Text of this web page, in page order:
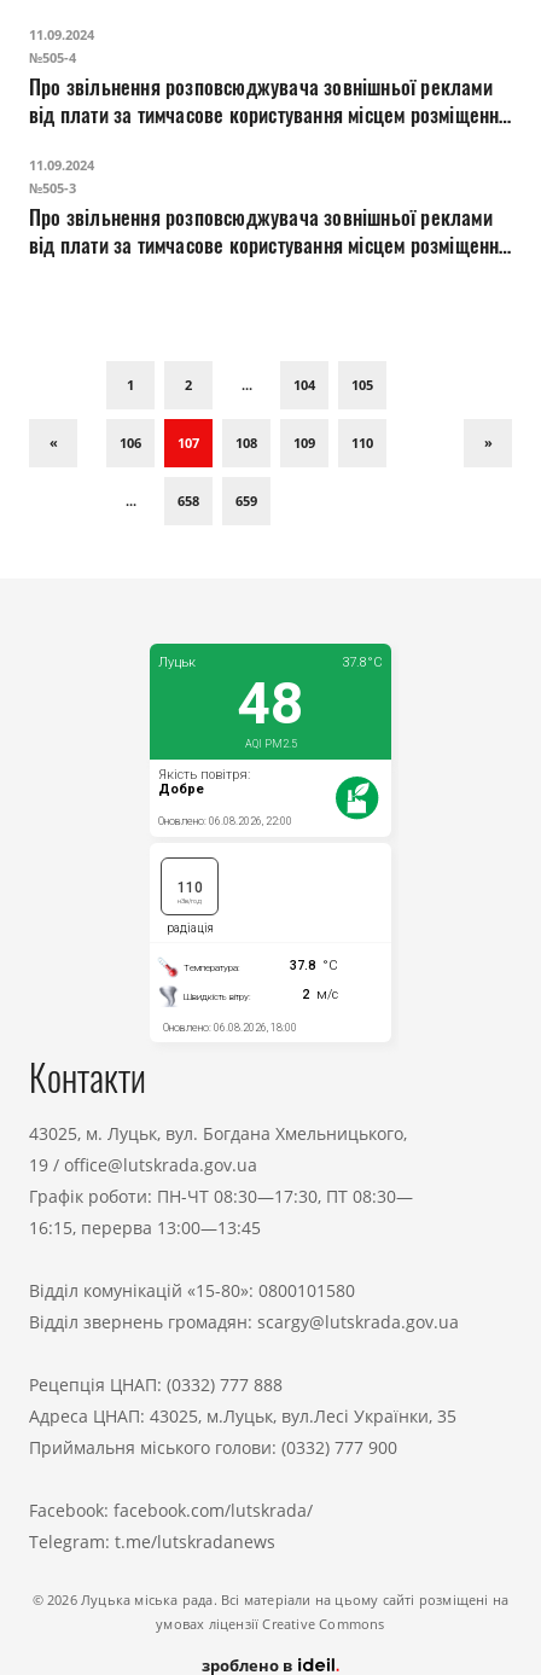
інформації щодо мотиваційної кампанії 21-го окремого
батальйону спеціального призначення Окремої
президентської бригади «Досвідчені командири цінують
життя»
11.09.2024
№505-4
Про звільнення розповсюджувача зовнішньої реклами
від плати за тимчасове користування місцем розміщення
інформації щодо вшанування пам’яті Героя України,
молодшого лейтенанта Фадєєнка Олега Віталійовича
11.09.2024
№505-3
Про звільнення розповсюджувача зовнішньої реклами
від плати за тимчасове користування місцем розміщення
«
1 2 ... 104 105
106 107 108 109 110
... 658 659
»
Контакти
43025, м. Луцьк, вул. Богдана Хмельницького,
19 / office@lutskrada.gov.ua
Графік роботи: ПН-ЧТ 08:30—17:30, ПТ 08:30—
16:15, перерва 13:00—13:45
Відділ комунікацій «15-80»: 0800101580
Відділ звернень громадян: scargy@lutskrada.gov.ua
Рецепція ЦНАП: (0332) 777 888
Адреса ЦНАП: 43025, м.Луцьк, вул.Лесі Українки, 35
Приймальня міського голови: (0332) 777 900
Facebook: facebook.com/lutskrada/
Telegram: t.me/lutskradanews
© 2026 Луцька міська рада. Всі матеріали на цьому сайті розміщені на
умовах ліцензії Creative Commons
зроблено в